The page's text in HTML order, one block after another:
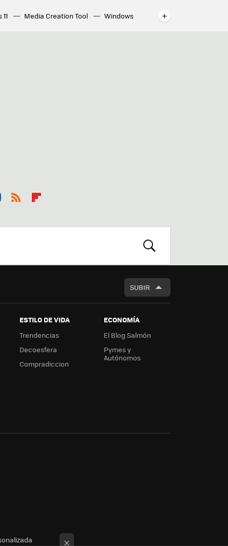
Media Creation Tool
Windows
boa
BUSCAR
SUBIR
ESTILO DE VIDA
Trendencias
Decoesfera
Compradiccion
ECONOMÍA
El Blog Salmón
Pymes y
Autónomos